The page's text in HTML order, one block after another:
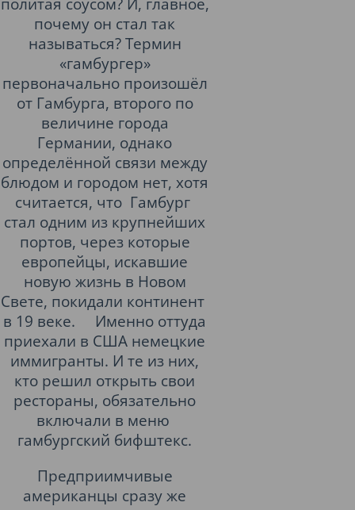
почему он стал так
называться? Термин
«гамбургер»
первоначально произошёл
от Гамбурга, второго по
величине города
Германии, однако
определённой связи между
блюдом и городом нет, хотя
считается, что Гамбург
стал одним из крупнейших
портов, через которые
европейцы, искавшие
новую жизнь в Новом
Свете, покидали континент
в 19 веке. Именно оттуда
приехали в США немецкие
иммигранты. И те из них,
кто решил открыть свои
рестораны, обязательно
включали в меню
гамбургский бифштекс.
Предприимчивые
американцы сразу же